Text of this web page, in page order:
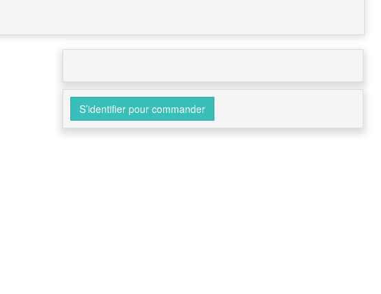
S’identifier pour commander